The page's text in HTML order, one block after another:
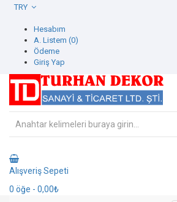
Hesabım
A. Listem (0)
Ödeme
Giriş Yap
Alışveriş Sepeti
0 öğe - 0,00₺